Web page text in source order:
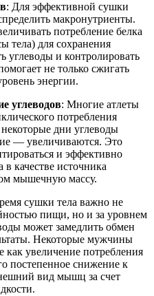
: Для эффективной сушки
макронутриенты.
потребление белка
тела) для сохранения
и контролировать
не только сжигать
энергии.
углеводов: Многие атлеты
потребления
дни углеводы
— увеличиваются. Это
и эффективно
в качестве источника
мышечную массу.
сушки тела важно не
пищи, но и за уровнем
может замедлить обмен
Некоторые мужчины
как увеличение потребления
постепенное снижение к
вид мышц за счет